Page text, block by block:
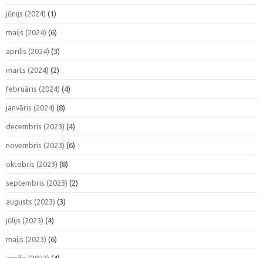
jūnijs (2024) (1)
maijs (2024) (6)
aprīlis (2024) (3)
marts (2024) (2)
februāris (2024) (4)
janvāris (2024) (8)
decembris (2023) (4)
novembris (2023) (6)
oktobris (2023) (8)
septembris (2023) (2)
augusts (2023) (3)
jūlijs (2023) (4)
maijs (2023) (6)